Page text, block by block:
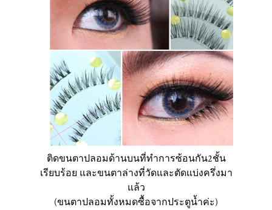
ติดขนตาปลอมด้านบนที่ทำการซ้อนกัน2ชั้น
เรียบร้อย และขนตาล่างที่วัดและตัดแบ่งครึ่งมา
แล้ว
(ขนตาปลอมทั้งหมดซื้อจากประตูน้ำค่ะ)